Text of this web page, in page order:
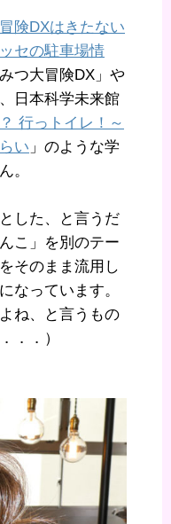
険DXはきたない
セの駐車場情
つ大冒険DX」や
日本科学未来館
行っトイレ！～
い 」のような学
。
した、と言うだ
こ」を別のテー
そのまま流用し
なっています。
ね、と言うもの
．．）